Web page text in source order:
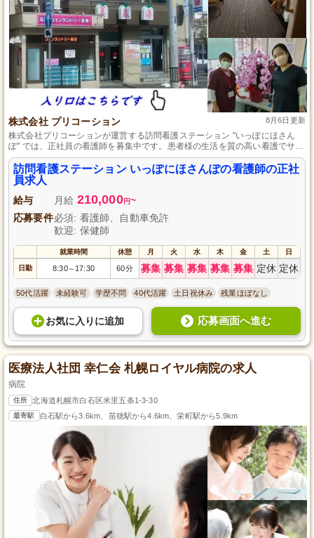
株式会社 プリコーション 8月6日更新
株式会社プリコーションが運営する訪問看護ステーション "いっぽにほさん
ぽ" では、正社員の看護師を募集中です。患者様の生活を質の高い看護でサポ
ートし、一歩一歩共に歩んでいきませんか？経験や資格は問いません。チー
ムでの協力を大切にし、安心して成長できる環境が整っています。皆様のご
応募をお待ちしています。
訪問看護ステーション いっぽにほさんぽの看護師の正社
員求人
給与 月給 210,000円~
応募要件必須: 看護師、自動車免許
歓迎: 保健師
就業時間 休憩 月 火 水 木 金 土 日
日勤 8:30～ 17:30 60分 募集 募集 募集 募集 募集 定休 定休
50代活躍 未経験可 学歴不問 40代活躍 土日祝休み 残業ほぼなし
お気に入り に追加 応募画面へ進む
医療法人社団 幸仁会 札幌ロイヤル病院の求人
病院
住所 北海道札幌市白石区米里五条1-3-30
最寄駅 白石駅から3.6km、苗穂駅から4.6km、栄町駅から5.9km